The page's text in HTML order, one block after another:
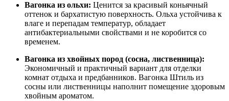
Вагонка из ольхи: Ценится за красивый коньячный
оттенок и бархатистую поверхность. Ольха устойчива к
влаге и перепадам температур, обладает
антибактериальными свойствами и не коробится со
временем.
Вагонка из хвойных пород (сосна, лиственница):
Экономичный и практичный вариант для отделки
комнат отдыха и предбанников. Вагонка Штиль из
сосны или лиственницы наполнит помещение здоровым
хвойным ароматом.